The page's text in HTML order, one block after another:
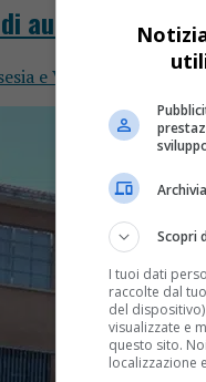
autisti: la
e Valsessera. I
Scopri
I tuoi dati
raccolte dal
del
visualizzate e
questo sito.
localizzazione